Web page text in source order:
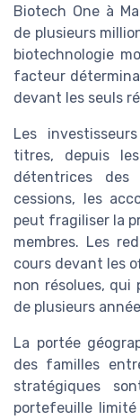
Biotech One à
de plusieurs
biotechnologie
facteur
devant les seuls
Les
titres, depuis
détentrices
cessions, les
peut fragiliser la
membres. Les
cours devant les
non résolues, qui
de plusieurs
La portée
des familles
stratégiques
portefeuille